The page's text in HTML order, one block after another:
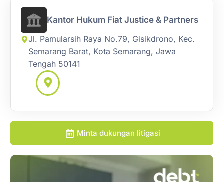
Kantor Hukum Fiat Justice & Partners
Jl. Pamularsih Raya No.79, Gisikdrono, Kec.
Semarang Barat, Kota Semarang, Jawa
Tengah 50141
Minta dukungan litigasi